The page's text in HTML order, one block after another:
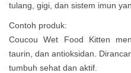
tulang, gigi, dan sistem imun
Contoh produk:
Coucou Wet Food Kitten
taurin, dan antioksidan.
tumbuh sehat dan aktif.